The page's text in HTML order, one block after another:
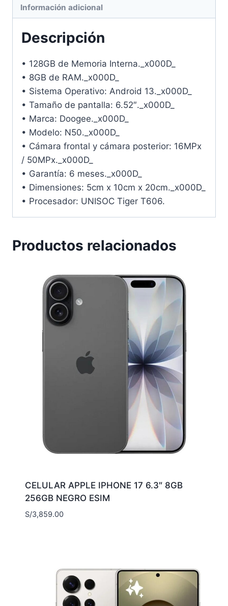
Información adicional
Descripción
• 128GB de Memoria Interna._x000D_
• 8GB de RAM._x000D_
• Sistema Operativo: Android 13._x000D_
• Tamaño de pantalla: 6.52″._x000D_
• Marca: Doogee._x000D_
• Modelo: N50._x000D_
• Cámara frontal y cámara posterior: 16MPx
/ 50MPx._x000D_
• Garantía: 6 meses._x000D_
• Dimensiones: 5cm x 10cm x 20cm._x000D_
• Procesador: UNISOC Tiger T606.
Productos relacionados
CELULAR APPLE IPHONE 17 6.3″ 8GB
256GB NEGRO ESIM
S/3,859.00